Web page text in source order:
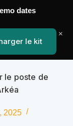
le poste de
2025
dates
le kit
×